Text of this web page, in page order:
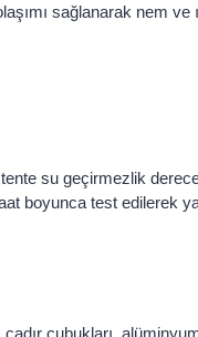
sağlanarak nem ve
su geçirmezlik
boyunca test edilerek
çubukları,